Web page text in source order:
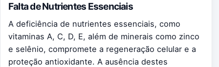
Falta de Nutrientes Essenciais
A deficiência de nutrientes essenciais, como
vitaminas A, C, D, E, além de minerais como zinco
e selênio, compromete a regeneração celular e a
proteção antioxidante. A ausência destes